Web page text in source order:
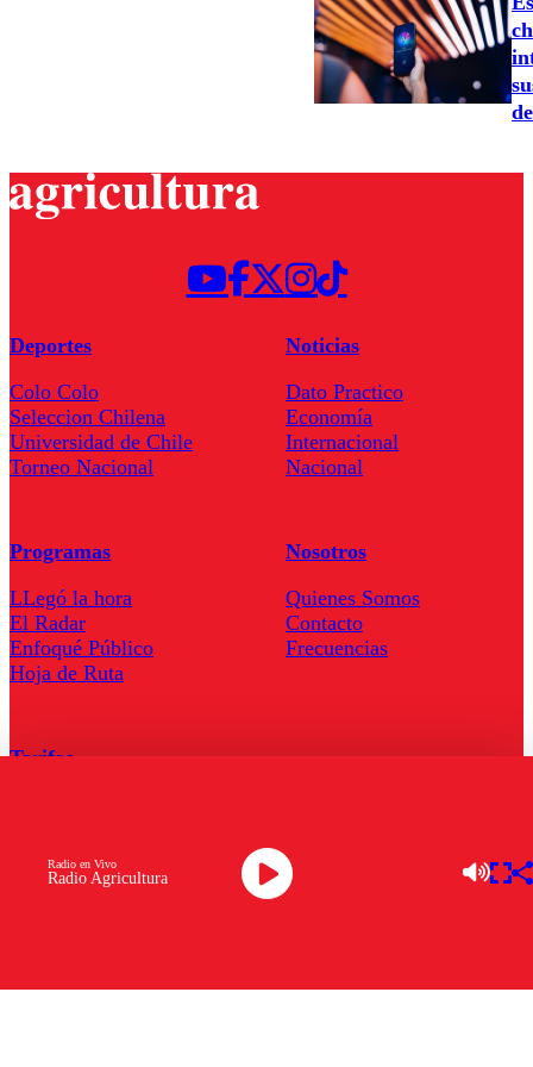
Radio Agricultura
Radio en Vivo
Deportes
Colo Colo
Seleccion Chilena
Universidad de Chile
Torneo Nacional
Noticias
Dato Practico
Economía
Internacional
Nacional
Programas
LLegó la hora
El Radar
Enfoqué Público
Hoja de Ruta
Nosotros
Quienes Somos
Contacto
Frecuencias
Tarifas
Descarga la APP